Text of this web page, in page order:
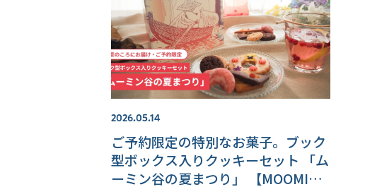
2026.05.14
ご予約限定の特別なお菓子。ブック
型ボックス入りクッキーセット 「ム
ーミン谷の夏まつり」 【MOOMIN